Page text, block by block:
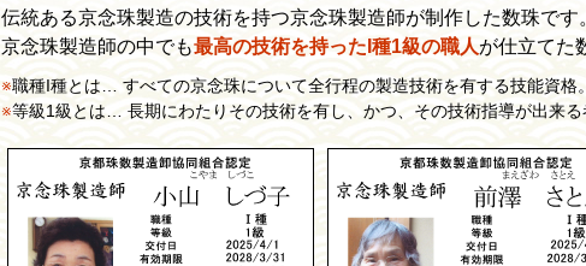
伝統ある京念珠製造の技術を持つ京念珠製造師が制作した数珠です
京念珠製造師の中でも最高の技術を持ったI種1級の職人が仕立てた
職種I種とは… すべての京念珠について全行程の製造技術を有する技能資格
等級1級とは… 長期にわたりその技術を有し、かつ、その技術指導が出来る